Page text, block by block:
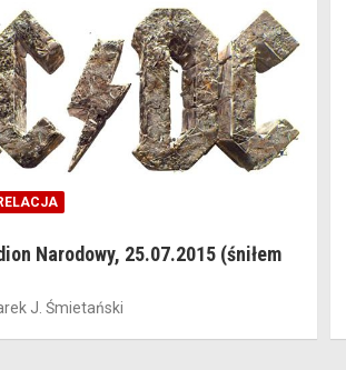
Narodowy, 25.07.2015 (śniłem
J. Śmietański